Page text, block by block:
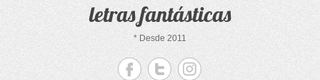
letras fantásticas
* Desde 2011